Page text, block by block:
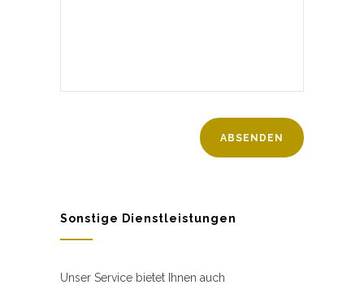
Sonstige Dienstleistungen
Unser Service bietet Ihnen auch